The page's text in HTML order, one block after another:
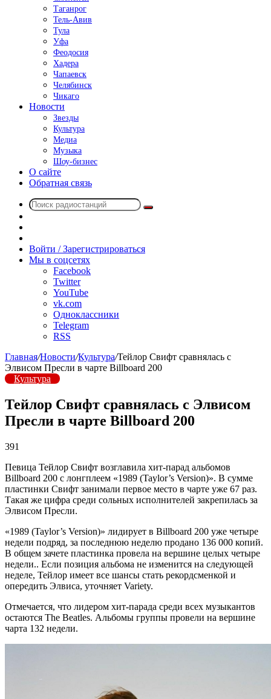
Таганрог
Тель-Авив
Тула
Уфа
Феодосия
Хадера
Чапаевск
Челябинск
Чикаго
Новости
Звезды
Культура
Медиа
Музыка
Шоу-бизнес
О сайте
Обратная связь
Поиск
радио
Войти / Зарегистрироваться
Мы в соцсетях
Facebook
Twitter
YouTube
vk.com
Одноклассники
Telegram
RSS
Главная/Новости/Культура/Тейлор Свифт сравнялась с
Элвисом Пресли в чарте Billboard 200
Культура
Тейлор Свифт сравнялась с Элвисом
Пресли в чарте Billboard 200
391
Певица Тейлор Свифт возглавила хит-парад альбомов
Billboard 200 с лонгплеем «1989 (Taylor’s Version)». В сумме
пластинки Свифт занимали первое место в чарте уже 67 раз.
Такая же цифра среди сольных исполнителей закрепилась за
Элвисом Пресли.
«1989 (Taylor’s Version)» лидирует в Billboard 200 уже четыре
недели подряд, за последнюю неделю продано 136 000 копий.
В общем зачете пластинка провела на вершине целых четыре
недели.. Если позиция альбома не изменится на следующей
неделе, Тейлор имеет все шансы стать рекордсменкой и
опередить Элвиса, уточняет Variety.
Отмечается, что лидером хит-парада среди всех музыкантов
остаются The Beatles. Альбомы группы провели на вершине
чарта 132 недели.